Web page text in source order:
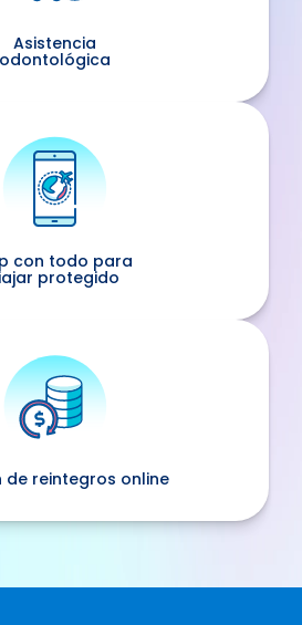
Asistencia
odontológica
con todo para
protegido
de reintegros online